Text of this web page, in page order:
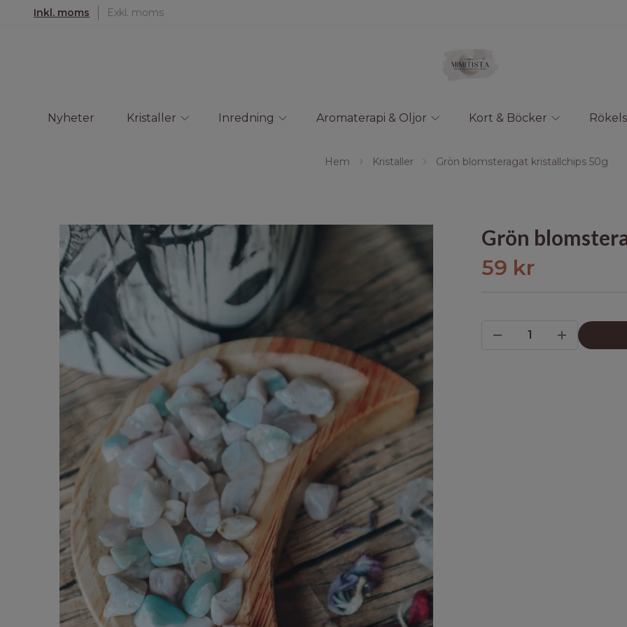
Inkl. moms Exkl. moms
Nyheter Kristaller Inredning Aromaterapi & Oljor Kort & Böcker
Hem Kristaller Grön blomsteragat kristallchips 50g
Grön
59 kr